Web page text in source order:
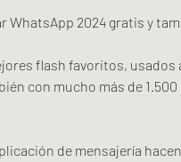
WhatsApp 2024 gratis y
flash favoritos, usados
con mucho más de
de mensajería